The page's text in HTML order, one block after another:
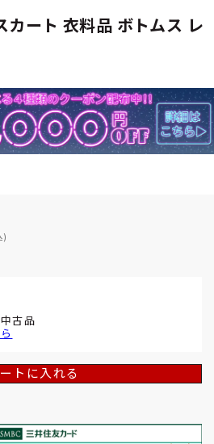
カート 衣料品 ボトムス レ
)
古品
トに入れる